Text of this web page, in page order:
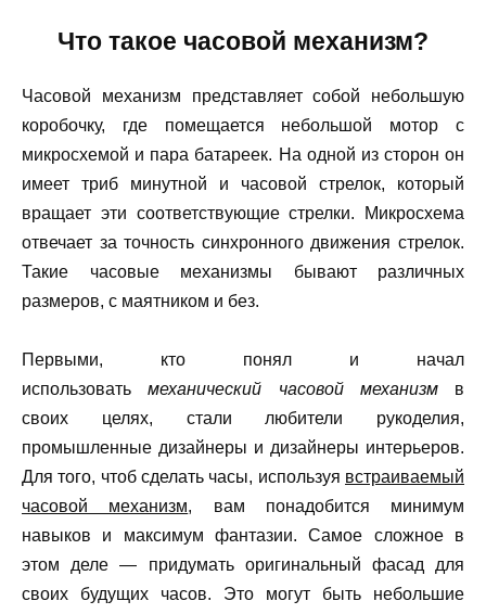
Что такое часовой механизм?
Часовой механизм представляет собой небольшую
коробочку, где помещается небольшой мотор с
микросхемой и пара батареек. На одной из сторон он
имеет триб минутной и часовой стрелок, который
вращает эти соответствующие стрелки. Микросхема
отвечает за точность синхронного движения стрелок.
Такие часовые механизмы бывают различных
размеров, с маятником и без.
Первыми, кто понял и начал
использоватьмеханический часовой механизмв
своих целях, стали любители рукоделия,
промышленные дизайнеры и дизайнеры интерьеров.
Для того, чтоб сделать часы, используя встраиваемый
часовой механизм, вам понадобится минимум
навыков и максимум фантазии. Самое сложное в
этом деле — придумать оригинальный фасад для
своих будущих часов. Это могут быть небольшие